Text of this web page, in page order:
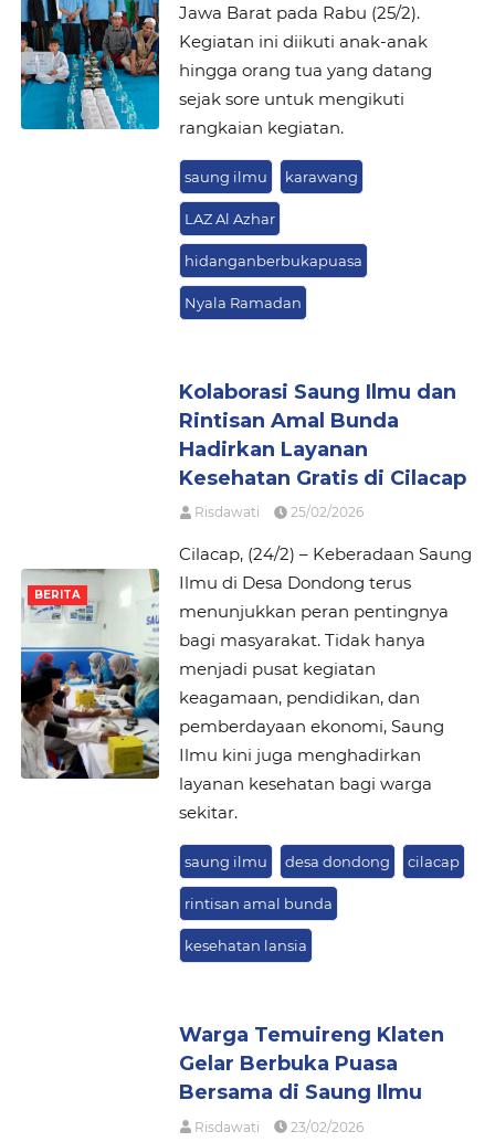
Jawa Barat pada Rabu (25/2).
Kegiatan ini diikuti anak-anak
hingga orang tua yang datang
sejak sore untuk mengikuti
rangkaian kegiatan.
saung ilmu karawang
LAZ Al Azhar
hidanganberbukapuasa
Nyala Ramadan
BERITA
Kolaborasi Saung Ilmu dan
Rintisan Amal Bunda
Hadirkan Layanan
Kesehatan Gratis di Cilacap
Risdawati 25/02/2026
Cilacap, (24/2) – Keberadaan Saung
Ilmu di Desa Dondong terus
menunjukkan peran pentingnya
bagi masyarakat. Tidak hanya
menjadi pusat kegiatan
keagamaan, pendidikan, dan
pemberdayaan ekonomi, Saung
Ilmu kini juga menghadirkan
layanan kesehatan bagi warga
sekitar.
saung ilmu desa dondong cilacap
rintisan amal bunda
kesehatan lansia
Warga Temuireng Klaten
Gelar Berbuka Puasa
Bersama di Saung Ilmu
Risdawati 23/02/2026